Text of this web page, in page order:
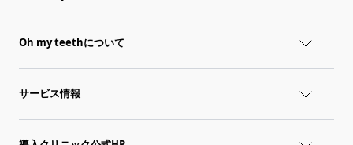
Oh my teethについて
サービス情報